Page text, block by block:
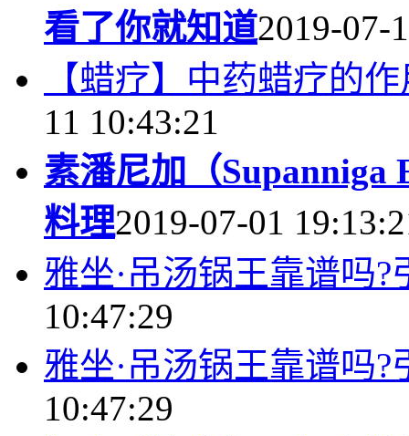
看了你就知道2019-07-
【蜡疗】中药蜡疗的
11 10:43:21
素潘尼加（Supanniga
料理2019-07-01
雅坐·吊汤锅王靠谱吗
10:47:29
雅坐·吊汤锅王靠谱吗
10:47:29